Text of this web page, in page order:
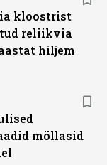
kloostrist
reliikvia
hiljem
möllasid